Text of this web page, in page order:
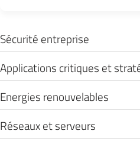
Sécurité entreprise
Applications critiques et
Energies renouvelables
Réseaux et serveurs